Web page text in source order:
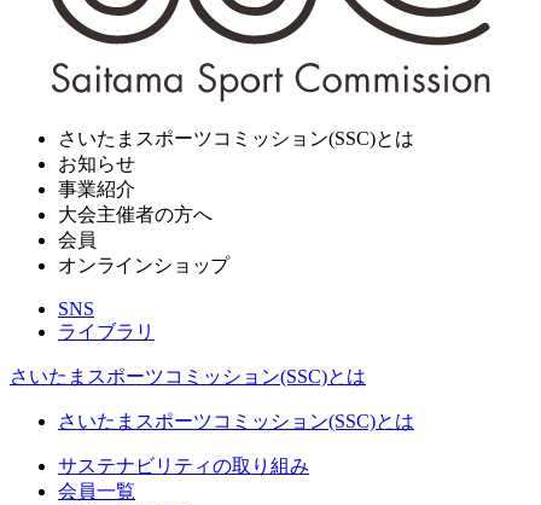
さいたまスポーツコミッション(SSC)とは
お知らせ
事業紹介
大会主催者の方へ
会員
オンラインショップ
SNS
ライブラリ
さいたまスポーツコミッション(SSC)とは
さいたまスポーツコミッション(SSC)とは
サステナビリティの取り組み
会員一覧